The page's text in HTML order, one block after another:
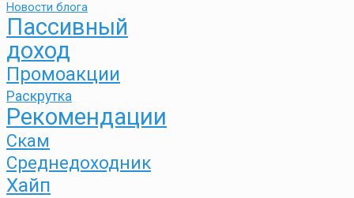
Новости блога
Пассивный
доход
Промоакции
Раскрутка
Рекомендации
Скам
Среднедоходник
Хайп